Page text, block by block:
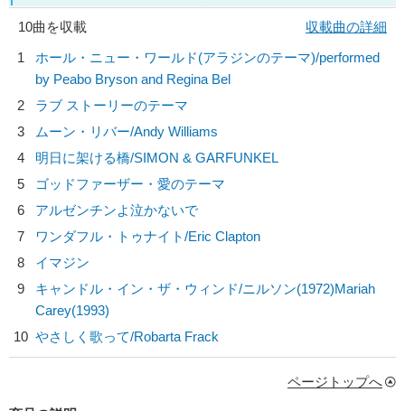
10曲を収載
収載曲の詳細
1
ホール・ニュー・ワールド(アラジンのテーマ)/performed
by Peabo Bryson and Regina Bel
2
ラブ ストーリーのテーマ
3
ムーン・リバー/Andy Williams
4
明日に架ける橋/SIMON & GARFUNKEL
5
ゴッドファーザー・愛のテーマ
6
アルゼンチンよ泣かないで
7
ワンダフル・トゥナイト/Eric Clapton
8
イマジン
9
キャンドル・イン・ザ・ウィンド/ニルソン(1972)Mariah
Carey(1993)
10 やさしく歌って/Robarta Frack
ページトップへ